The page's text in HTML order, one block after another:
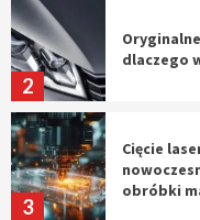
2
dlaczego
3
Cięcie
obróbki